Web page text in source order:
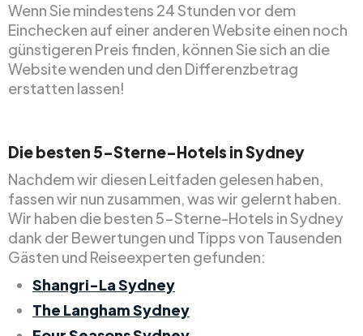
Wenn Sie mindestens 24 Stunden vor dem
Einchecken auf einer anderen Website einen noch
günstigeren Preis finden, können Sie sich an die
Website wenden und den Differenzbetrag
erstatten lassen!
Die besten 5-Sterne-Hotels in Sydney
Nachdem wir diesen Leitfaden gelesen haben,
fassen wir nun zusammen, was wir gelernt haben.
Wir haben die besten 5-Sterne-Hotels in Sydney
dank der Bewertungen und Tipps von Tausenden
Gästen und Reiseexperten gefunden:
Shangri-La Sydney
The Langham Sydney